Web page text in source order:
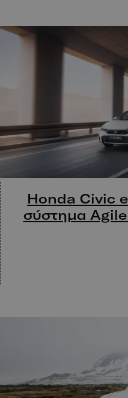
Honda Civic
σύστημα